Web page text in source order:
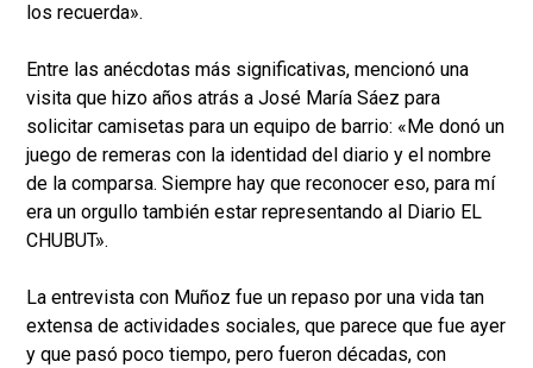
los recuerda».
Entre las anécdotas más significativas, mencionó una
visita que hizo años atrás a José María Sáez para
solicitar camisetas para un equipo de barrio: «Me donó un
juego de remeras con la identidad del diario y el nombre
de la comparsa. Siempre hay que reconocer eso, para mí
era un orgullo también estar representando al Diario EL
CHUBUT».
La entrevista con Muñoz fue un repaso por una vida tan
extensa de actividades sociales, que parece que fue ayer
y que pasó poco tiempo, pero fueron décadas, con